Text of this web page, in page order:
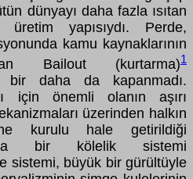
dünyayı daha fazla ısıtan
üretim yapısıydı. Perde,
kamu kaynaklarının
Bailout (kurtarma)1
bir daha da kapanmadı.
için önemli olanın aşırı
üzerinden halkın
kurulu hale getirildiği
bir kölelik sistemi
sistemi, büyük bir gürültüyle